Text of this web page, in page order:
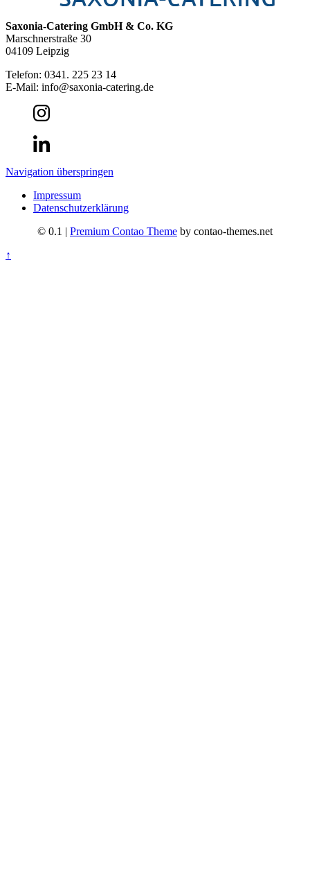
Saxonia-Catering GmbH & Co. KG
Marschnerstraße 30
04109 Leipzig
Telefon: 0341. 225 23 14
E-Mail: info@saxonia-catering.de
Navigation überspringen
Impressum
Datenschutzerklärung
© 0.1 | Premium Contao Theme by contao-themes.net
↑